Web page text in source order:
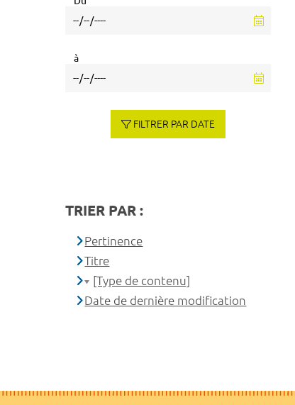
à
FILTRER PAR DATE
TRIER PAR :
Pertinence
Titre
[Type de contenu]
Date de dernière modification